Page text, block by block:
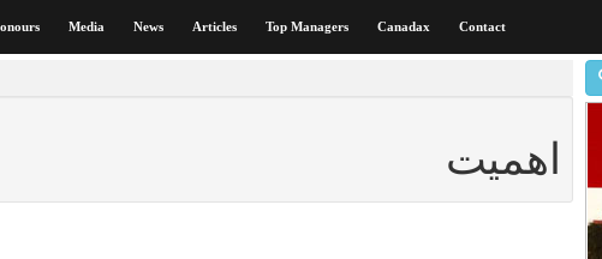
Media News Articles Top Managers Canadax Contact
اهمیت